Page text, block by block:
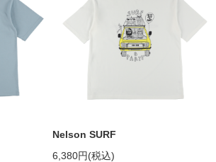
Nelson SURF
6,380円(税込)